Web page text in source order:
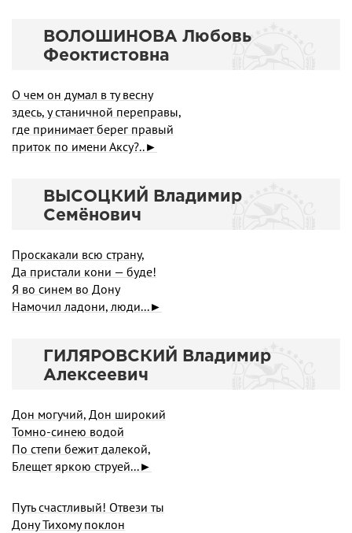
ВОЛОШИНОВА Любовь
Феоктистовна
О чем он думал в ту весну
здесь, у станичной переправы,
где принимает берег правый
приток по имени Аксу?..►
ВЫСОЦКИЙ Владимир
Семёнович
Проскакали всю страну,
Да пристали кони — буде!
Я во синем во Дону
Намочил ладони, люди...►
ГИЛЯРОВСКИЙ Владимир
Алексеевич
Дон могучий, Дон широкий
Томно-синею водой
По степи бежит далекой,
Блещет яркою струей...►
Путь счастливый! Отвези ты
Дону Тихому поклон